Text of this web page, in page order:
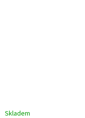
Skladem